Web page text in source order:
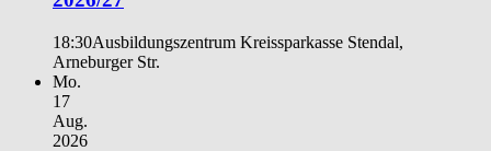
18:30Ausbildungszentrum Kreissparkasse Stendal,
Arneburger Str.
Mo.
17
Aug.
2026